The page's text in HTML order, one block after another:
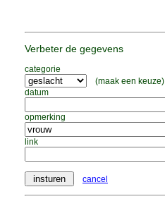
Verbeter de gegevens
categorie
(maak een keuze)
datum
opmerking
link
cancel